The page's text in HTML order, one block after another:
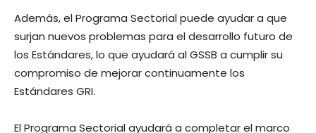
Además, el Programa Sectorial puede ayudar a que
surjan nuevos problemas para el desarrollo futuro de
los Estándares, lo que ayudará al GSSB a cumplir su
compromiso de mejorar continuamente los
Estándares GRI.
El Programa Sectorial ayudará a completar el marco